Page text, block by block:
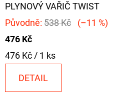
PLYNOVÝ VAŘIČ TWIST
Původně: 538 Kč
(–11 %)
476 Kč
Měrná
476 Kč / 1 ks
DETAIL